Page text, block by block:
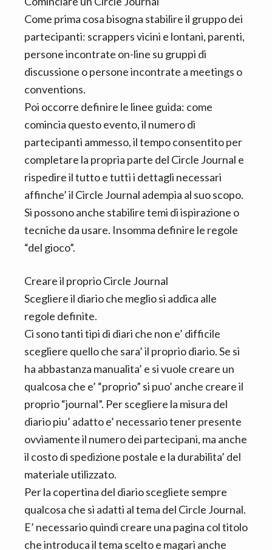
Come prima cosa bisogna stabilire il gruppo dei
partecipanti: scrappers vicini e lontani, parenti,
persone incontrate on-line su gruppi di
discussione o persone incontrate a meetings o
conventions.
Poi occorre definire le linee guida: come
comincia questo evento, il numero di
partecipanti ammesso, il tempo consentito per
completare la propria parte del Circle Journal e
rispedire il tutto e tutti i dettagli necessari
affinche’ il Circle Journal adempia al suo scopo.
Si possono anche stabilire temi di ispirazione o
tecniche da usare. Insomma definire le regole
“del gioco”.
Creare il proprio Circle Journal
Scegliere il diario che meglio si addica alle
regole definite.
Ci sono tanti tipi di diari che non e’ difficile
scegliere quello che sara’ il proprio diario. Se si
ha abbastanza manualita’ e si vuole creare un
qualcosa che e’ “proprio” si puo’ anche creare il
proprio “journal”. Per scegliere la misura del
diario piu’ adatto e’ necessario tener presente
ovviamente il numero dei partecipani, ma anche
il costo di spedizione postale e la durabilita’ del
materiale utilizzato.
Per la copertina del diario scegliete sempre
qualcosa che si adatti al tema del Circle Journal.
E’ necessario quindi creare una pagina col titolo
che introduca il tema scelto e magari anche